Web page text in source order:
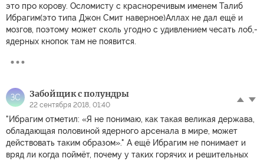
это про корову. Осломисту с красноречивым именем Талиб
Ибрагим(это типа Джон Смит наверное)Аллах не дал ещё и
мозгов, поэтому может сколь угодно с удивлением чесать лоб,-
ядерных кнопок там не появится.
ЗС Забойщик с полундры
22 сентября 2018, 01:40
"Ибрагим отметил: «Я не понимаю, как такая великая держава,
обладающая половиной ядерного арсенала в мире, может
действовать таким образом»." А ещё Ибрагим не понимает и
вряд ли когда поймёт, почему у таких горячих и решительных